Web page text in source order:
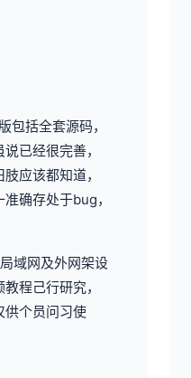
包括全套源码，
已经很完善，
应该都知道，
确存处于bug，
域网及外网架设
程己行研究，
供个员问习使